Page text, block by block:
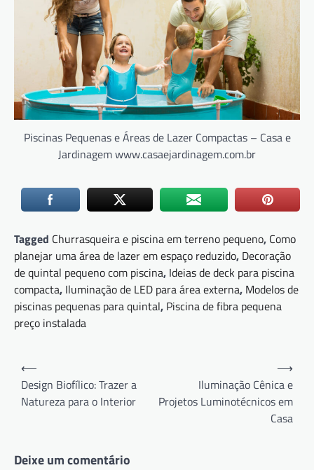
Piscinas Pequenas e Áreas de Lazer Compactas – Casa e
Jardinagem www.casaejardinagem.com.br
Tagged Churrasqueira e piscina em terreno pequeno, Como
planejar uma área de lazer em espaço reduzido, Decoração
de quintal pequeno com piscina, Ideias de deck para piscina
compacta, Iluminação de LED para área externa, Modelos de
piscinas pequenas para quintal, Piscina de fibra pequena
preço instalada
Navegação
de
Post
⟵
Design Biofílico: Trazer a
Natureza para o Interior
Iluminação Cênica e
Projetos Luminotécnicos em
Casa
⟶
Deixe um comentário